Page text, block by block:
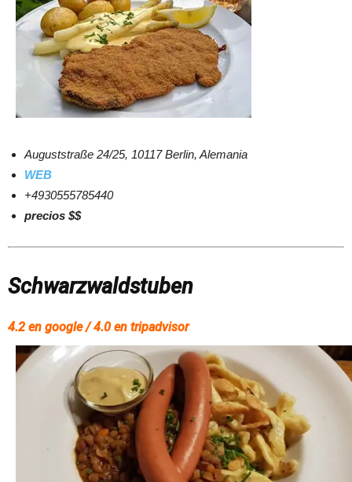
Auguststraße 24/25, 10117 Berlin, Alemania
WEB
+4930555785440
precios $$
Schwarzwaldstuben
4.2 en google / 4.0 en tripadvisor